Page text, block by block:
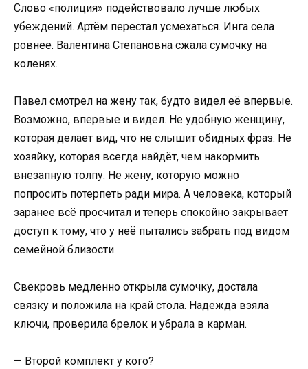
Слово «полиция» подействовало лучше любых
убеждений. Артём перестал усмехаться. Инга села
ровнее. Валентина Степановна сжала сумочку на
коленях.
Павел смотрел на жену так, будто видел её впервые.
Возможно, впервые и видел. Не удобную женщину,
которая делает вид, что не слышит обидных фраз. Не
хозяйку, которая всегда найдёт, чем накормить
внезапную толпу. Не жену, которую можно
попросить потерпеть ради мира. А человека, который
заранее всё просчитал и теперь спокойно закрывает
доступ к тому, что у неё пытались забрать под видом
семейной близости.
Свекровь медленно открыла сумочку, достала
связку и положила на край стола. Надежда взяла
ключи, проверила брелок и убрала в карман.
— Второй комплект у кого?